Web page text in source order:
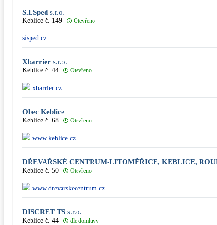
S.I.Sped s.r.o.
Keblice č. 149 Otevřeno
sisped.cz
Xbarrier s.r.o.
Keblice č. 44 Otevřeno
xbarrier.cz
Obec Keblice
Keblice č. 68 Otevřeno
www.keblice.cz
DŘEVAŘSKÉ CENTRUM-LITOMĚŘICE, KEBLICE,
Keblice č. 50 Otevřeno
www.drevarskecentrum.cz
DISCRET TS s.r.o.
Keblice č. 44 dle domluvy